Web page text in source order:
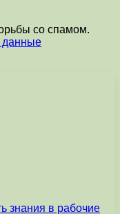
со спамом.
данные
знания в рабочие